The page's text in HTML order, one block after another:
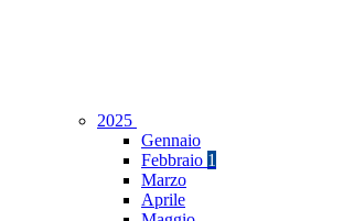
2025
Gennaio
Febbraio 1
Marzo
Aprile